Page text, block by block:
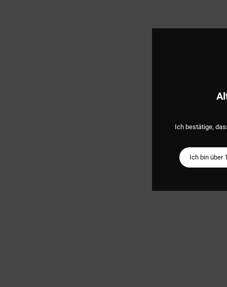
Ich bestätige,
Ich bin über